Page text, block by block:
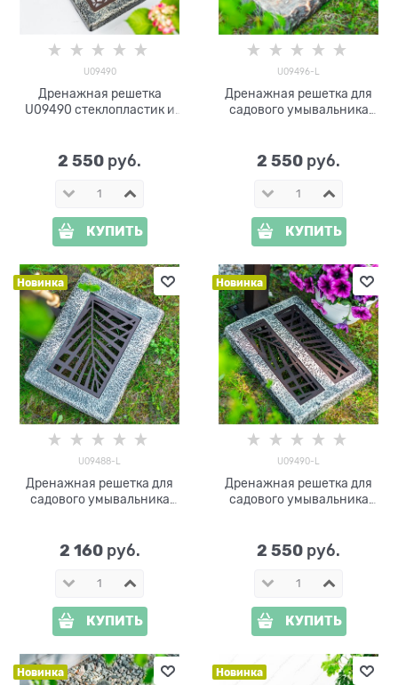
U09490
Дренажная решетка
U09490 стеклопластик и
2 550 руб.
КУПИТЬ
U09496-L
Дренажная решетка для
садового умывальника
2 550 руб.
КУПИТЬ
Новинка
U09488-L
Дренажная решетка для
садового умывальника
2 160 руб.
КУПИТЬ
Новинка
U09490-L
Дренажная решетка для
садового умывальника
2 550 руб.
КУПИТЬ
Новинка Новинка